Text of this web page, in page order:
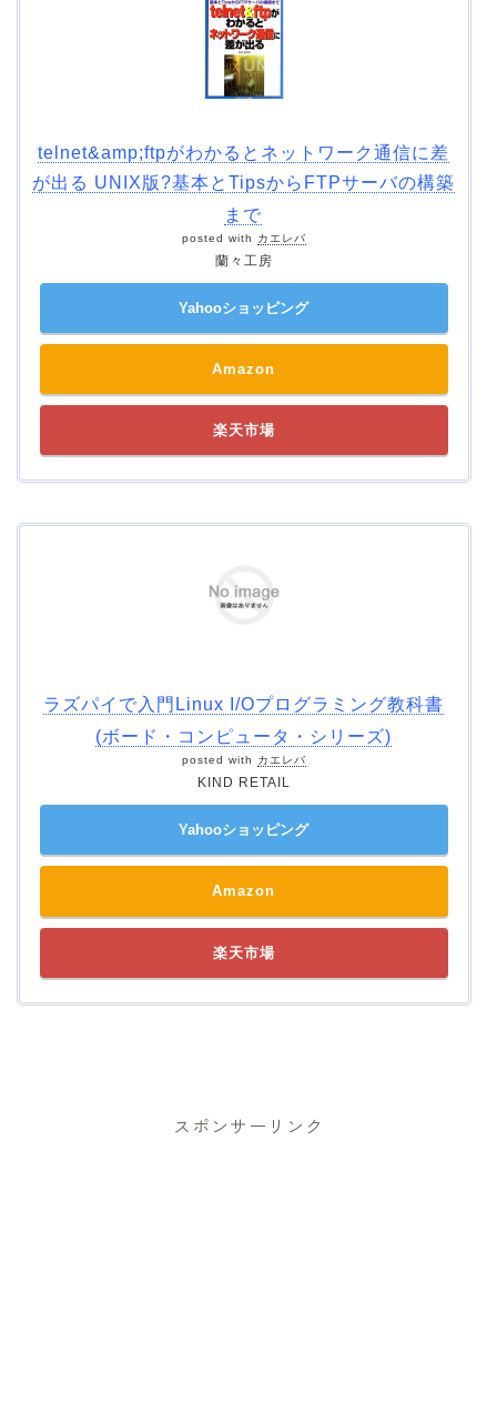
telnet&amp;ftpがわかるとネットワーク通信に差
が出る UNIX版?基本とTipsからFTPサーバの構築
まで
posted with カエレバ
蘭々工房
Yahooショッピング
Amazon
楽天市場
ラズパイで入門Linux I/Oプログラミング教科書
(ボード・コンピュータ・シリーズ)
posted with カエレバ
KIND RETAIL
Yahooショッピング
Amazon
楽天市場
スポンサーリンク